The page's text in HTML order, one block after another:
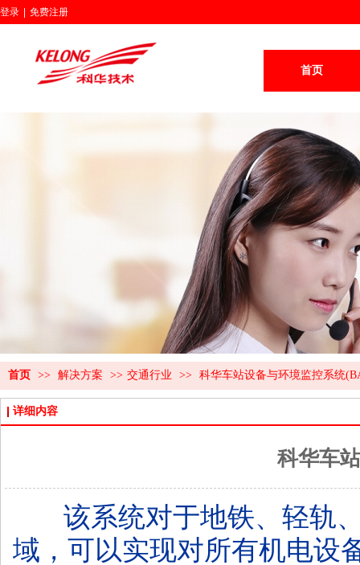
首页
登录 免费注册
首页 >> 解决方案 >> 交通行业 >> 科华车站设备与环境监控系统
详细内容
科华车
该系统对于地铁、轻轨、
域，可以实现对所有机电设